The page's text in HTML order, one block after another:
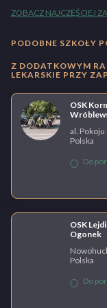
ZOBACZ NAJCZĘŚCIEJ
PODOBNE SZKOŁY
Z DODATKOWYM
LEKARSKIE PRZY
OSK
al.
Polska
Do
OSK
Ogonek
Polska
Do